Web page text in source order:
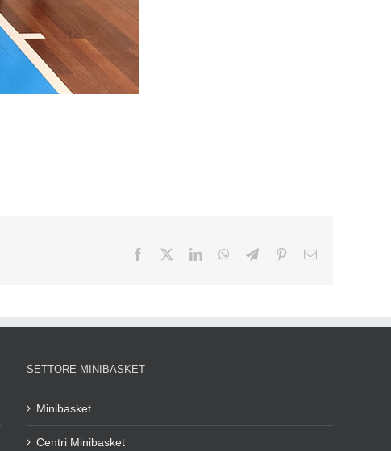
SETTORE MINIBASKET
Minibasket
Centri Minibasket